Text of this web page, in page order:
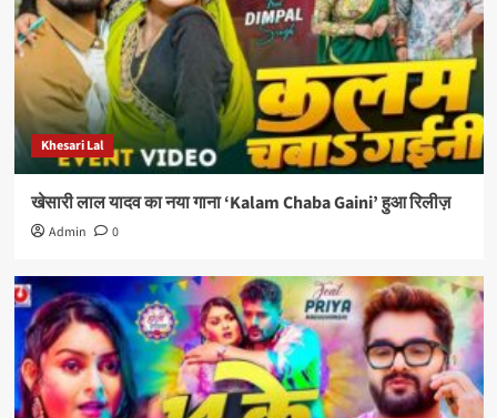
Khesari Lal
खेसारी लाल यादव का नया गाना ‘Kalam Chaba Gaini’ हुआ रिलीज़
Admin 0